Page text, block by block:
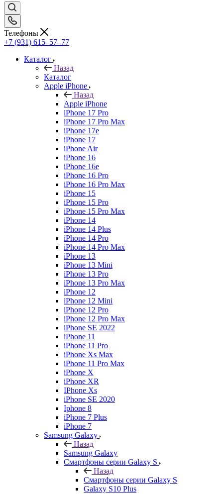
Телефоны
+7 (931) 615‒57‒77
Каталог
Назад
Каталог
Apple iPhone
Назад
Apple iPhone
iPhone 17 Pro
iPhone 17 Pro Max
iPhone 17e
iPhone 17
iPhone Air
iPhone 16
iPhone 16e
iPhone 16 Pro
iPhone 16 Pro Max
iPhone 15
iPhone 15 Pro
iPhone 15 Pro Max
iPhone 14
iPhone 14 Plus
iPhone 14 Pro
iPhone 14 Pro Max
iPhone 13
iPhone 13 Mini
iPhone 13 Pro
iPhone 13 Pro Max
iPhone 12
iPhone 12 Mini
iPhone 12 Pro
iPhone 12 Pro Max
iPhone SE 2022
iPhone 11
iPhone 11 Pro
iPhone Xs Max
iPhone 11 Pro Max
iPhone X
iPhone XR
IPhone Xs
iPhone SE 2020
Iphone 8
iPhone 7 Plus
iPhone 7
Samsung Galaxy
Назад
Samsung Galaxy
Смартфоны серии Galaxy S
Назад
Смартфоны серии Galaxy S
Galaxy S10 Plus